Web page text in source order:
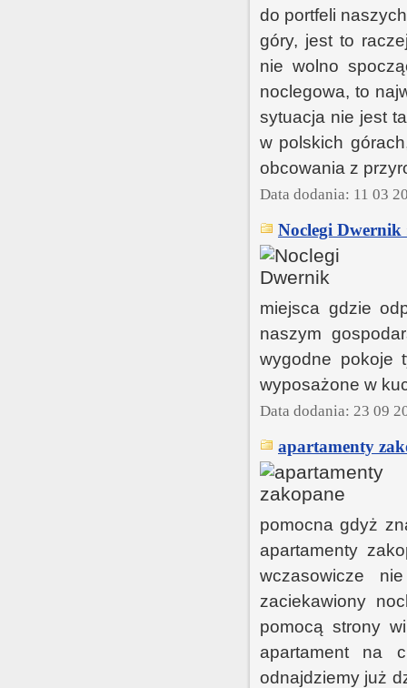
do portfeli
góry, jest to
nie wolno
noclegowa, to
sytuacja nie jest
w polskich
obcowania z
Data dodania: 11 03
Noclegi Dwernik
miejsca gdzie
naszym
wygodne pokoje
wyposażone w
Data dodania: 23 09
apartamenty
pomocna gdyż
apartamenty
wczasowicze
zaciekawiony
pomocą strony
apartament na
odnajdziemy już